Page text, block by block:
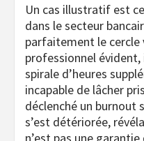
Un cas illustratif est
dans le secteur
parfaitement le cercle
professionnel
spirale d’heures
incapable de lâcher
déclenché un burnout
s’est détériorée,
n’est pas une